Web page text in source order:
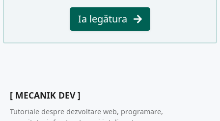
Ia legătura
[ MECANIK DEV ]
Tutoriale despre dezvoltare web, programare,